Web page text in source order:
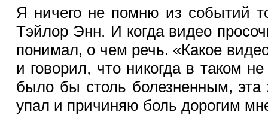
Я ничего не помню из событий
Тэйлор Энн. И когда видео
понимал, о чем речь. «Какое
и говорил, что никогда в таком
было бы столь болезненным,
упал и причиняю боль дорогим